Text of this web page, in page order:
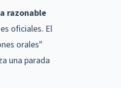
razonable
oficiales. El
orales"
una parada